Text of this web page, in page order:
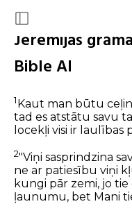
Jeremijas
Bible AI
1Kaut man būtu
tad es atstātu savu
locekļi visi ir laulības
2"Viņi sasprindzina
ne ar patiesību viņi
kungi pār zemi, jo
ļaunumu, bet Mani